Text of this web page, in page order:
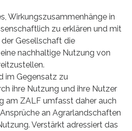
Wirkungszusammenhänge in
zu erklären und mit
Gesellschaft die
nachhaltige Nutzung von
im Gegensatz zu
ihre Nutzung und ihre Nutzer
am ZALF umfasst daher auch
an Agrarlandschaften
Verstärkt adressiert das